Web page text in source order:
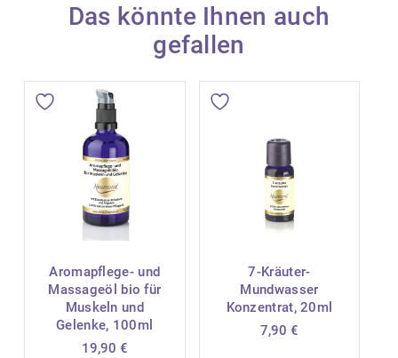
Das könnte Ihnen auch
gefallen
Aromapflege- und
Massageöl bio für
Muskeln und
Gelenke, 100ml
19,90 €
7-Kräuter-
Mundwasser
Konzentrat, 20ml
7,90 €